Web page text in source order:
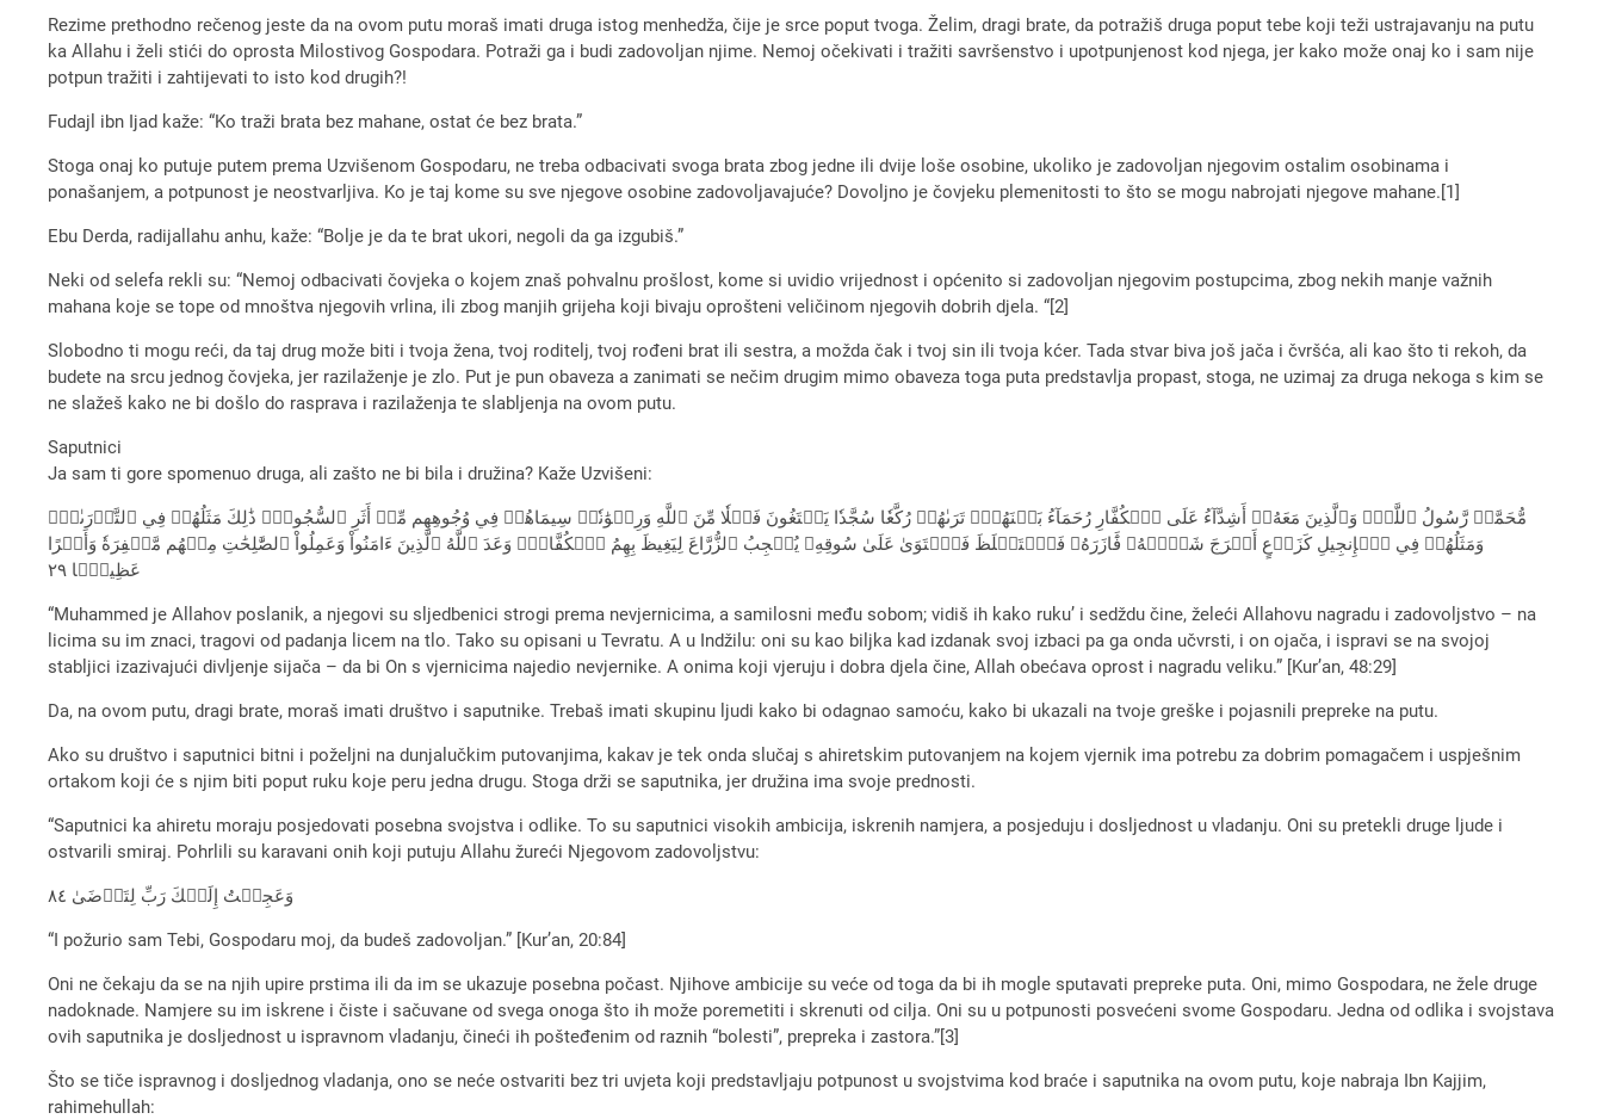
Rezime prethodno rečenog jeste da na ovom putu moraš imati druga istog menhedža, čije je srce poput tvoga. Želim, dragi brate, da potražiš druga poput tebe koji teži ustrajavanju na putu
ka Allahu i želi stići do oprosta Milostivog Gospodara. Potraži ga i budi zadovoljan njime. Nemoj očekivati i tražiti savršenstvo i upotpunjenost kod njega, jer kako može onaj ko i sam nije
potpun tražiti i zahtijevati to isto kod drugih?!
Fudajl ibn Ijad kaže: “Ko traži brata bez mahane, ostat će bez brata.”
Stoga onaj ko putuje putem prema Uzvišenom Gospodaru, ne treba odbacivati svoga brata zbog jedne ili dvije loše osobine, ukoliko je zadovoljan njegovim ostalim osobinama i
ponašanjem, a potpunost je neostvarljiva. Ko je taj kome su sve njegove osobine zadovoljavajuće? Dovoljno je čovjeku plemenitosti to što se mogu nabrojati njegove mahane.[1]
Ebu Derda, radijallahu anhu, kaže: “Bolje je da te brat ukori, negoli da ga izgubiš.”
Neki od selefa rekli su: “Nemoj odbacivati čovjeka o kojem znaš pohvalnu prošlost, kome si uvidio vrijednost i općenito si zadovoljan njegovim postupcima, zbog nekih manje važnih
mahana koje se tope od mnoštva njegovih vrlina, ili zbog manjih grijeha koji bivaju oprošteni veličinom njegovih dobrih djela. “[2]
Slobodno ti mogu reći, da taj drug može biti i tvoja žena, tvoj roditelj, tvoj rođeni brat ili sestra, a možda čak i tvoj sin ili tvoja kćer. Tada stvar biva još jača i čvršća, ali kao što ti rekoh, da
budete na srcu jednog čovjeka, jer razilaženje je zlo. Put je pun obaveza a zanimati se nečim drugim mimo obaveza toga puta predstavlja propast, stoga, ne uzimaj za druga nekoga s kim se
ne slažeš kako ne bi došlo do rasprava i razilaženja te slabljenja na ovom putu.
Saputnici
Ja sam ti gore spomenuo druga, ali zašto ne bi bila i družina? Kaže Uzvišeni:
مُّحَمَّدٞ رَّسُولُ ٱللَّهِۚ وَٱلَّذِينَ مَعَهُۥٓ أَشِدَّآءُ عَلَى ٱلۡكُفَّارِ رُحَمَآءُ بَيۡنَهُمۡۖ تَرَىٰهُمۡ رُكَّعٗا سُجَّدٗا يَبۡتَغُونَ فَضۡلٗا مِّنَ ٱللَّهِ وَرِضۡوَٰنٗاۖ سِيمَاهُمۡ فِي وُجُوهِهِم مِّنۡ أَثَرِ ٱلسُّجُودِۚ ذَٰلِكَ مَثَلُهُمۡ فِي ٱلتَّوۡرَىٰةِۚ
وَمَثَلُهُمۡ فِي ٱلۡإِنجِيلِ كَزَرۡعٍ أَخۡرَجَ شَطَۡٔهُۥ فََٔازَرَهُۥ فَٱسۡتَغۡلَظَ فَٱسۡتَوَىٰ عَلَىٰ سُوقِهِۦ يُعۡجِبُ ٱلزُّرَّاعَ لِيَغِيظَ بِهِمُ ٱلۡكُفَّارَۗ وَعَدَ ٱللَّهُ ٱلَّذِينَ ءَامَنُواْ وَعَمِلُواْ ٱلصَّٰلِحَٰتِ مِنۡهُم مَّغۡفِرَةٗ وَأَجۡرًا
عَظِيمَۢا ٢٩
“Muhammed je Allahov poslanik, a njegovi su sljedbenici strogi prema nevjernicima, a samilosni među sobom; vidiš ih kako ruku’ i sedždu čine, želeći Allahovu nagradu i zadovoljstvo – na
licima su im znaci, tragovi od padanja licem na tlo. Tako su opisani u Tevratu. A u Indžilu: oni su kao biljka kad izdanak svoj izbaci pa ga onda učvrsti, i on ojača, i ispravi se na svojoj
stabljici izazivajući divljenje sijača – da bi On s vjernicima najedio nevjernike. A onima koji vjeruju i dobra djela čine, Allah obećava oprost i nagradu veliku.” [Kur’an, 48:29]
Da, na ovom putu, dragi brate, moraš imati društvo i saputnike. Trebaš imati skupinu ljudi kako bi odagnao samoću, kako bi ukazali na tvoje greške i pojasnili prepreke na putu.
Ako su društvo i saputnici bitni i poželjni na dunjalučkim putovanjima, kakav je tek onda slučaj s ahiretskim putovanjem na kojem vjernik ima potrebu za dobrim pomagačem i uspješnim
ortakom koji će s njim biti poput ruku koje peru jedna drugu. Stoga drži se saputnika, jer družina ima svoje prednosti.
“Saputnici ka ahiretu moraju posjedovati posebna svojstva i odlike. To su saputnici visokih ambicija, iskrenih namjera, a posjeduju i dosljednost u vladanju. Oni su pretekli druge ljude i
ostvarili smiraj. Pohrlili su karavani onih koji putuju Allahu žureći Njegovom zadovoljstvu:
وَعَجِلۡتُ إِلَيۡكَ رَبِّ لِتَرۡضَىٰ ٨٤
“I požurio sam Tebi, Gospodaru moj, da budeš zadovoljan.” [Kur’an, 20:84]
Oni ne čekaju da se na njih upire prstima ili da im se ukazuje posebna počast. Njihove ambicije su veće od toga da bi ih mogle sputavati prepreke puta. Oni, mimo Gospodara, ne žele druge
nadoknade. Namjere su im iskrene i čiste i sačuvane od svega onoga što ih može poremetiti i skrenuti od cilja. Oni su u potpunosti posvećeni svome Gospodaru. Jedna od odlika i svojstava
ovih saputnika je dosljednost u ispravnom vladanju, čineći ih pošteđenim od raznih “bolesti”, prepreka i zastora.”[3]
Što se tiče ispravnog i dosljednog vladanja, ono se neće ostvariti bez tri uvjeta koji predstavljaju potpunost u svojstvima kod braće i saputnika na ovom putu, koje nabraja Ibn Kajjim,
rahimehullah: